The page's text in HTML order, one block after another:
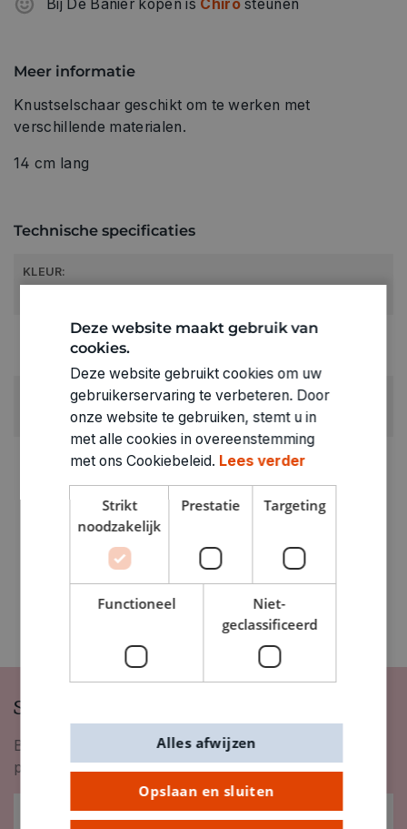
Bij De Banier kopen is Chirosteunen
Meer informatie
Knustselschaar geschikt om te werken met
verschillende materialen.
14 cm lang
Technische specificaties
KLEUR:
RUBRIEK:
Scharen
GEWICHT
0.024kg
ARTIKELNUMMER
Schrijf je in op onze nieuwsbrief
Blijf op de hoogte van nieuwigheden, inspiratie,
promoties en meer!
Deze website maakt gebruik van
cookies.
Deze website gebruikt cookies om uw
gebruikerservaring te verbeteren. Door
onze website te gebruiken, stemt u in
met alle cookies in overeenstemming
met ons Cookiebeleid. Lees verder
Strikt
noodzakelijk
Prestatie Targeting
Functioneel
Niet-
geclassificeerd
Opslaan en sluiten
Alles afwijzen